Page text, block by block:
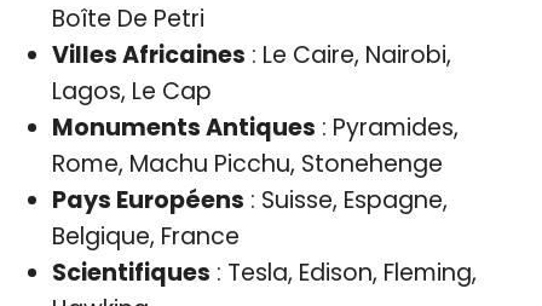
Boîte De Petri
Villes Africaines : Le Caire, Nairobi,
Lagos, Le Cap
Monuments Antiques : Pyramides,
Rome, Machu Picchu, Stonehenge
Pays Européens : Suisse, Espagne,
Belgique, France
Scientifiques : Tesla, Edison, Fleming,